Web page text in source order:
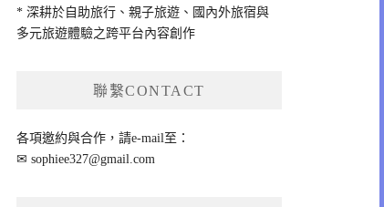
* 深耕於自助旅行、親子旅遊、國內外旅宿與
多元旅遊體驗之跨平台內容創作
聯繫CONTACT
各項邀約與合作，請e-mail至：
✉sophiee327@gmail.com